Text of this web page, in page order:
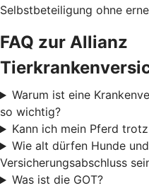
Selbstbeteiligung ohne
FAQ zur Allianz
Warum ist eine
so wichtig?
Kann ich mein Pferd
Wie alt dürfen Hunde
Versicherungsabschluss
Was ist die GOT?